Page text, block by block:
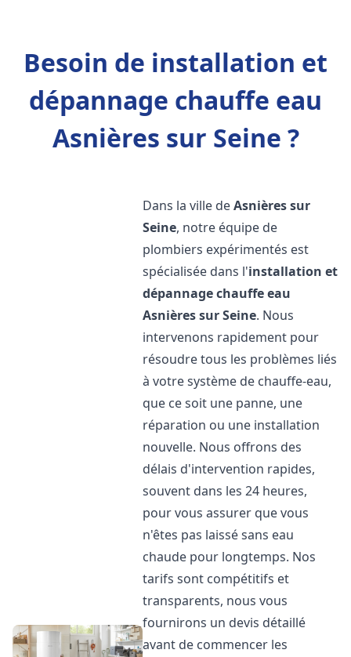
Besoin de installation et
dépannage chauffe eau
Asnières sur Seine ?
Dans la ville deAsnières sur
Seine, notre équipe de
plombiers expérimentés est
spécialisée dans l'installation et
dépannage chauffe eau
Asnières sur Seine. Nous
intervenons rapidement pour
résoudre tous les problèmes liés
à votre système de chauffe-eau,
que ce soit une panne, une
réparation ou une installation
nouvelle. Nous offrons des
délais d'intervention rapides,
souvent dans les 24 heures,
pour vous assurer que vous
n'êtes pas laissé sans eau
chaude pour longtemps. Nos
tarifs sont compétitifs et
transparents, nous vous
fournirons un devis détaillé
avant de commencer les